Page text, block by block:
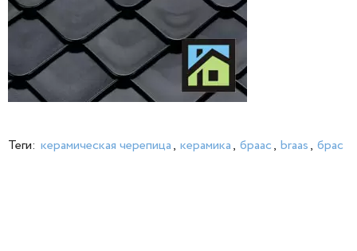
Теги: керамическая черепица, керамика, браас, braas, брас